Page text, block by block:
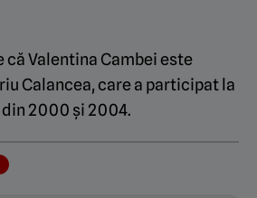
că Valentina Cambei este
Calancea, care a participat la
2000 și 2004.